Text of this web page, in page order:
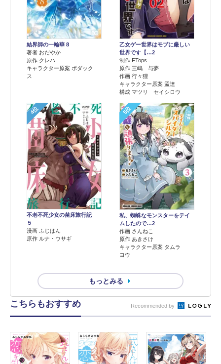
結界師の一輪華 8
著者 おだやか
原作 クレハ
キャラクター原案 ボダック
ス
乙女ゲー世界はモブに厳しい
世界です【…2
制作 FTops
原作 三嶋 与夢
作画 行々狸
キャラクター原案 孟達
構成 マツリ セイシロウ
4位
不老不死少女の苗床旅行記
５
漫画 ふじはん
原作 ルナ・ウサギ
5位
私、蜘蛛なモンスターをテイ
ムしたので…2
作画 さんねこ
原作 あきさけ
キャラクター原案 タムラ
ヨウ
もっとみる
こちらもおすすめ Recommended by